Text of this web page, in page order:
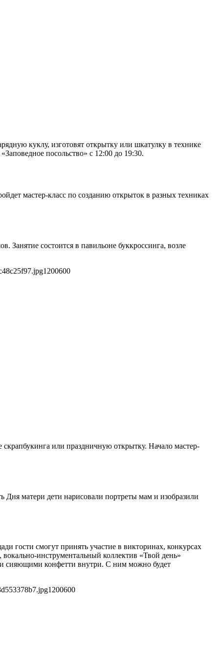
куклу, изготовят открытку или шкатулку в технике
посольство» с 12:00 до 19:30.
мастер-класс по созданию открыток в разных техниках
Занятие состоится в павильоне буккроссинга, возле
1200600
или праздничную открытку. Начало мастер-
Дня матери дети нарисовали портреты мам и изобразили
гости смогут принять участие в викторинах, конкурсах
инструментальный коллектив «Твой день»
сияющими конфетти внутри. С ним можно будет
1200600